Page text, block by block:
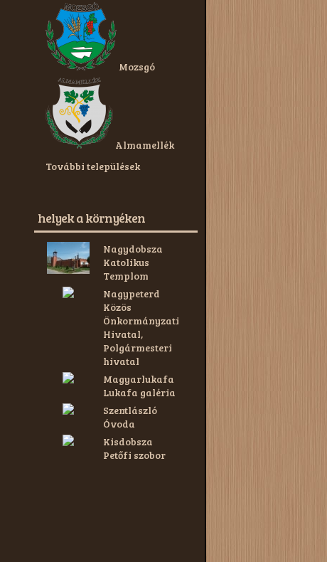
Mozsgó
Almamellék
További települések
helyek a környéken
Nagydobsza
Katolikus
Templom
Nagypeterd
Közös
Önkormányzati
Hivatal,
Polgármesteri
hivatal
Magyarlukafa
Lukafa galéria
Szentlászló
Óvoda
Kisdobsza
Petőfi szobor